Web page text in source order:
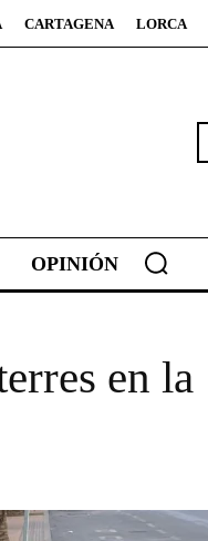
CARTAGENA LORCA
OPINIÓN
en la